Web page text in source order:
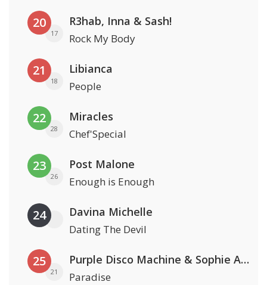
20
17
R3hab, Inna & Sash!
Rock My Body
21
18
Libianca
People
22
28
Miracles
Chef'Special
23
26
Post Malone
Enough is Enough
24 Davina Michelle
Dating The Devil
25
21
Purple Disco Machine & Sophie And The Giants
Paradise